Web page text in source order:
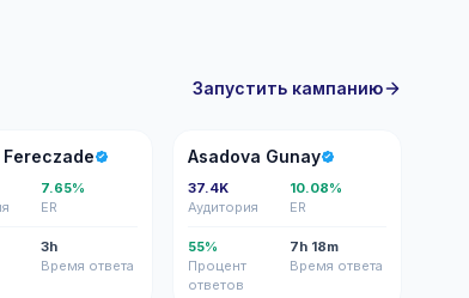
Запустить кампанию
7.65%
ER
3h
Время ответа
AG
Asadova Gunay
37.4K
Аудитория
10.08%
ER
55%
Процент
ответов
7h 18m
Время ответа